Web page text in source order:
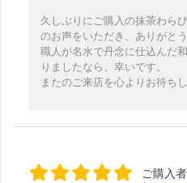
久しぶりにご購入の抹茶わら
のお声をいただき、ありがと
職人が名水で丹念に仕込んだ
りましたなら、幸いです。
またのご来店を心よりお待ち
ご購入